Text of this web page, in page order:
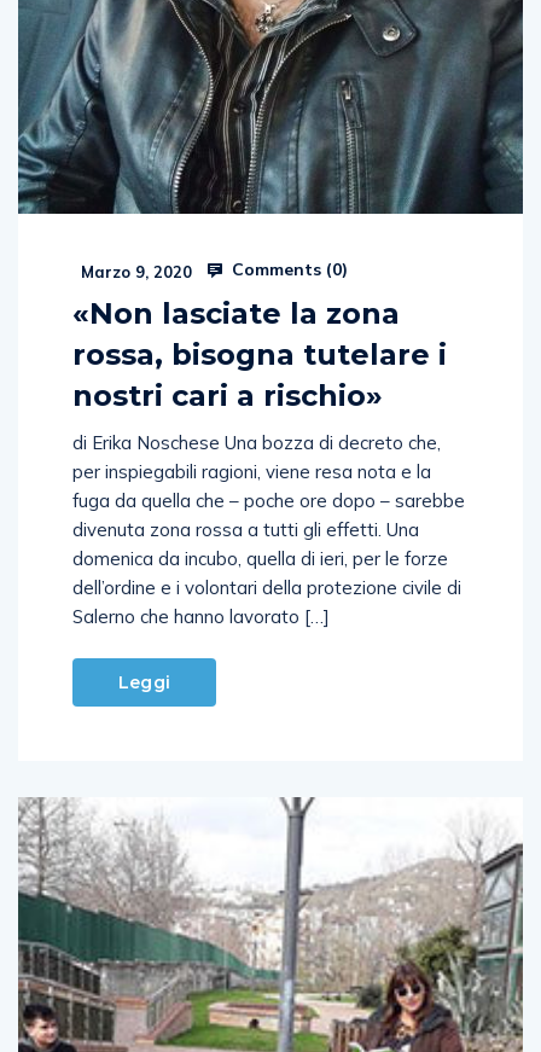
Marzo 9, 2020 Comments (0)
«Non lasciate la zona
rossa, bisogna tutelare i
nostri cari a rischio»
di Erika Noschese Una bozza di decreto che,
per inspiegabili ragioni, viene resa nota e la
fuga da quella che – poche ore dopo – sarebbe
divenuta zona rossa a tutti gli effetti. Una
domenica da incubo, quella di ieri, per le forze
dell’ordine e i volontari della protezione civile di
Salerno che hanno lavorato […]
Leggi